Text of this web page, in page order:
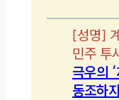
[성명]
민주 투
극우의
동조하